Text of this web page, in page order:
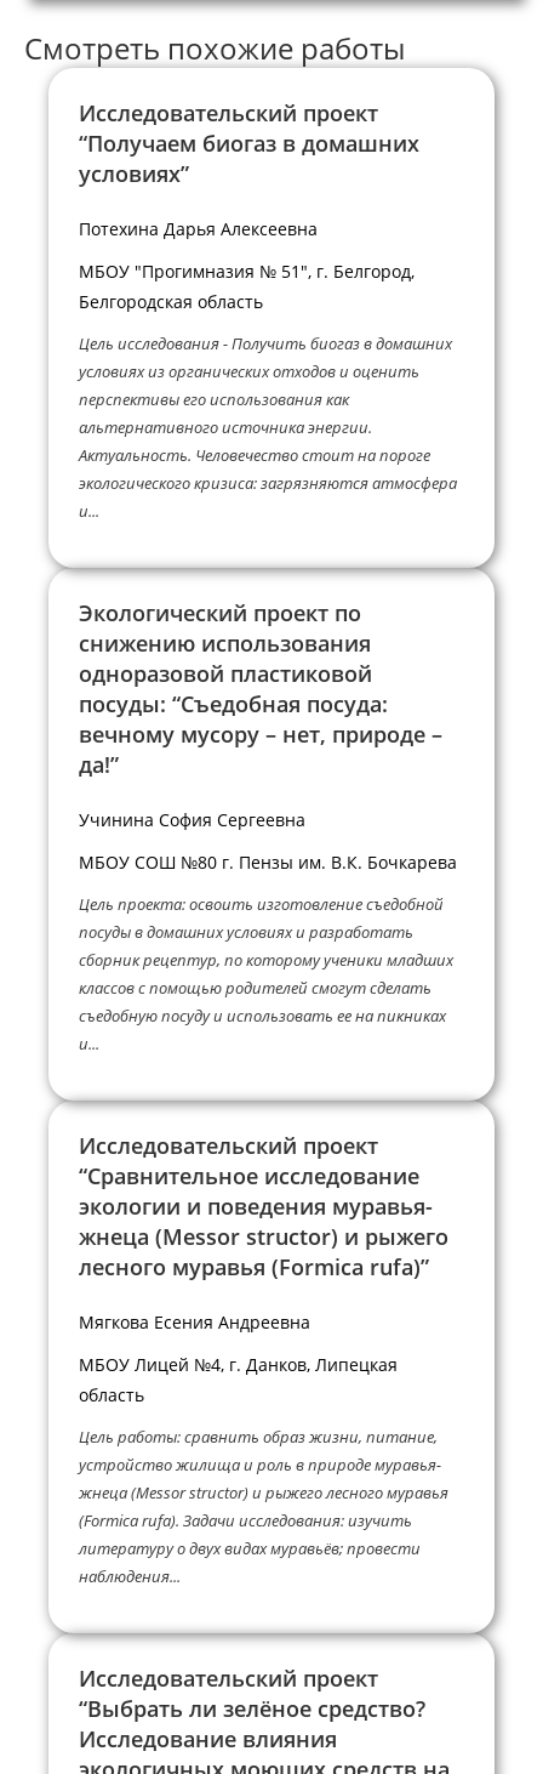
Смотреть похожие работы
Исследовательский проект
“Получаем биогаз в домашних
условиях”
Потехина Дарья Алексеевна
МБОУ "Прогимназия № 51", г. Белгород,
Белгородская область
Цель исследования - Получить биогаз в домашних
условиях из органических отходов и оценить
перспективы его использования как
альтернативного источника энергии.
Актуальность. Человечество стоит на пороге
экологического кризиса: загрязняются атмосфера
и...
Экологический проект по
снижению использования
одноразовой пластиковой
посуды: “Съедобная посуда:
вечному мусору – нет, природе –
да!”
Учинина София Сергеевна
МБОУ СОШ №80 г. Пензы им. В.К. Бочкарева
Цель проекта: освоить изготовление съедобной
посуды в домашних условиях и разработать
сборник рецептур, по которому ученики младших
классов с помощью родителей смогут сделать
съедобную посуду и использовать ее на пикниках
и...
Исследовательский проект
“Сравнительное исследование
экологии и поведения муравья-
жнеца (Messor structor) и рыжего
лесного муравья (Formica rufa)”
Мягкова Есения Андреевна
МБОУ Лицей №4, г. Данков, Липецкая
область
Цель работы: сравнить образ жизни, питание,
устройство жилища и роль в природе муравья-
жнеца (Messor structor) и рыжего лесного муравья
(Formica rufa). Задачи исследования: изучить
литературу о двух видах муравьёв; провести
наблюдения...
Исследовательский проект
“Выбрать ли зелёное средство?
Исследование влияния